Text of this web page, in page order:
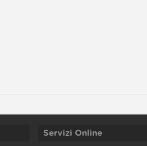
Servizi Online